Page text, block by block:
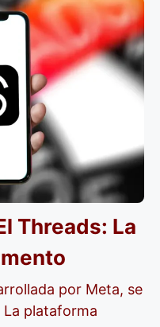
Threads: La
por Meta, se
plataforma